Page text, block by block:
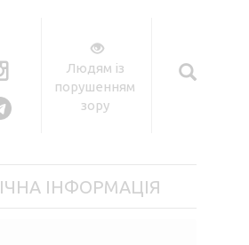
Людям із
порушенням
зору
ІНФОРМАЦІЯ